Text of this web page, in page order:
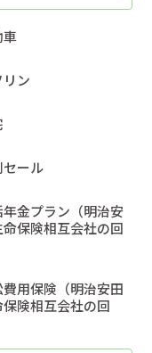
車
リン
セール
年金プラン（明治安
命保険相互会社の回
費用保険（明治安田
保険相互会社の回